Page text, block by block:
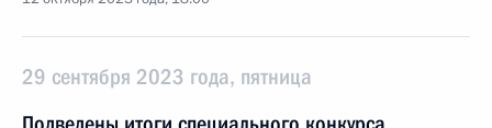
29 сентября 2023 года, пятница